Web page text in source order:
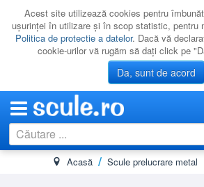
Acest site utilizează cookies pentru
uşurinţei în utilizare şi în scop statistic, pentru
Politica de protectie a datelor. Dacă vă
cookie-urilor vă rugăm să daţi click pe
Da, sunt de acord
CATEGORII Acasă Scule prelucrare metal